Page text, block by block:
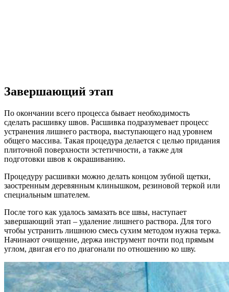
Завершающий этап
По окончании всего процесса бывает необходимость
сделать расшивку швов. Расшивка подразумевает процесс
устранения лишнего раствора, выступающего над уровнем
общего массива. Такая процедура делается с целью придания
плиточной поверхности эстетичности, а также для
подготовки швов к окрашиванию.
Процедуру расшивки можно делать концом зубной щетки,
заостренным деревянным клинышком, резиновой теркой или
специальным шпателем.
После того как удалось замазать все швы, наступает
завершающий этап – удаление лишнего раствора. Для того
чтобы устранить лишнюю смесь сухим методом нужна терка.
Начинают очищение, держа инструмент почти под прямым
углом, двигая его по диагонали по отношению ко шву.